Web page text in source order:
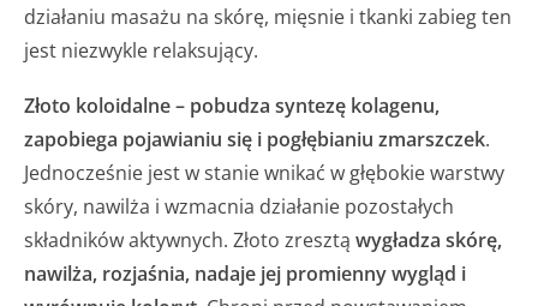
działaniu masażu na skórę, mięsnie i tkanki zabieg ten
jest niezwykle relaksujący.
Złoto koloidalne– pobudza syntezę kolagenu,
zapobiega pojawianiu się i pogłębianiu zmarszczek.
Jednocześnie jest w stanie wnikać w głębokie warstwy
skóry, nawilża i wzmacnia działanie pozostałych
składników aktywnych. Złoto zresztą wygładza skórę,
nawilża, rozjaśnia, nadaje jej promienny wygląd i